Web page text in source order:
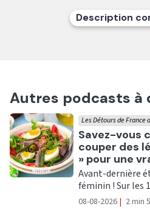
Description
Autres podcasts à
Ecouter
Savez-vous
couper des
» pour une
Les Détours de France
Avant-dernière
féminin ! Sur les
08-08-2026 | 2 min